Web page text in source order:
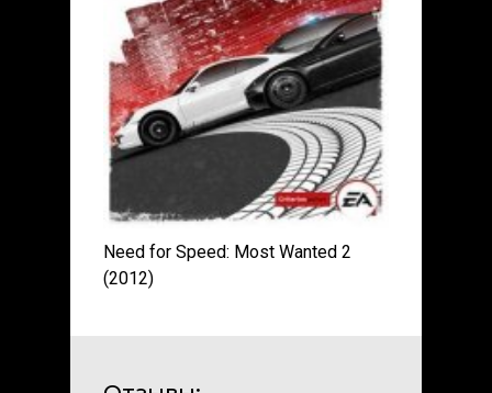
Need for Speed: Most Wanted 2
(2012)